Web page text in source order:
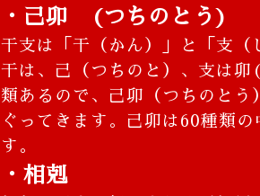
・己卯 (つちのとう)
干支は「干（かん）」と「支（
干は、己（つちのと）、支は
類あるので、己卯（つちのとう
ぐってきます。己卯は60種類
す。
・相剋